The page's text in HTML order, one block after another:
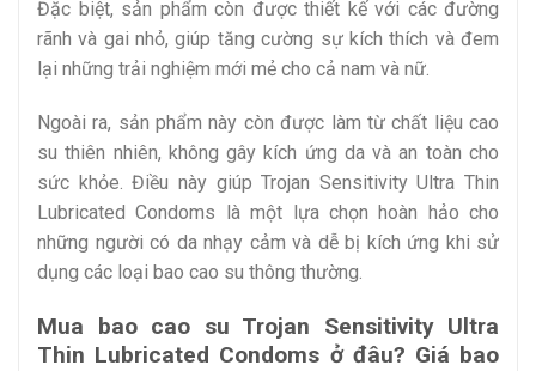
Đặc biệt, sản phẩm còn được thiết kế với các đường
rãnh và gai nhỏ, giúp tăng cường sự kích thích và đem
lại những trải nghiệm mới mẻ cho cả nam và nữ.
Ngoài ra, sản phẩm này còn được làm từ chất liệu cao
su thiên nhiên, không gây kích ứng da và an toàn cho
sức khỏe. Điều này giúp Trojan Sensitivity Ultra Thin
Lubricated Condoms là một lựa chọn hoàn hảo cho
những người có da nhạy cảm và dễ bị kích ứng khi sử
dụng các loại bao cao su thông thường.
Mua bao cao su Trojan Sensitivity Ultra
Thin Lubricated Condoms ở đâu? Giá bao